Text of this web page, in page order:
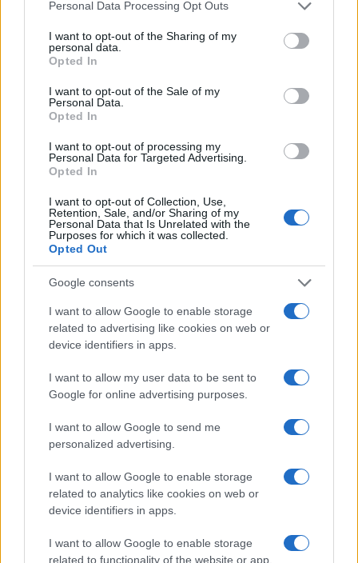
not limited to your visit or usage behaviour. You may click to
grant or deny consent to Google and its third-party tags to
use your data for below specified purposes in below Google
consent section.
Personal Data Processing Opt Outs
I want to opt-out of the Sharing of my
personal data.
Opted In
I want to opt-out of the Sale of my
Personal Data.
Opted In
I want to opt-out of processing my
Personal Data for Targeted Advertising.
Opted In
I want to opt-out of Collection, Use,
Retention, Sale, and/or Sharing of my
Personal Data that Is Unrelated with the
Purposes for which it was collected.
Opted Out
Google consents
I want to allow Google to enable storage
related to advertising like cookies on web or
device identifiers in apps.
I want to allow my user data to be sent to
Google for online advertising purposes.
I want to allow Google to send me
personalized advertising.
I want to allow Google to enable storage
related to analytics like cookies on web or
device identifiers in apps.
I want to allow Google to enable storage
related to functionality of the website or app.
decine di cittadini onesti ci stanno inviando
per denunciare gli incivili che sporcano la nostra
GUARDA IL VIDEO POSTATO DALLA SINDACA
Precedente
ROMA EVENTI
Magda star
internazionale.
Ecco dove si
esibirà
CIVITAVECCHIA
Maxi sequestro di
droga nel porto
raggi Zozzoni
ARTICOLI CORRELATI
Riaprono i Giardini di via Sannio, la soddisfazione